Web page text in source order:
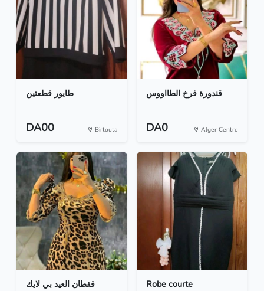
طايور قطعتين
DA00 Birtouta
قندورة فرخ الطااووس
DA0 Alger Centre
قفطان العيد بي لايك Robe courte